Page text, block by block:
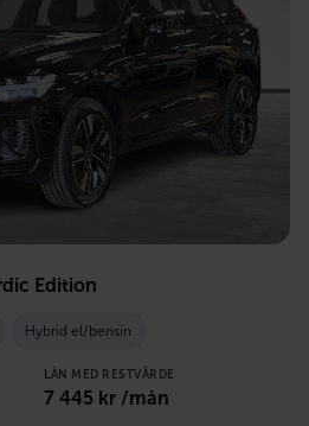
Edition
Hybrid el/bensin
LÅN MED RESTVÄRDE
7 445 kr /mån